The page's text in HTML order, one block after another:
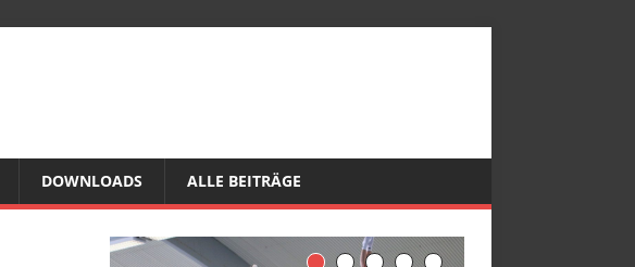
DOWNLOADS ALLE BEITRÄGE